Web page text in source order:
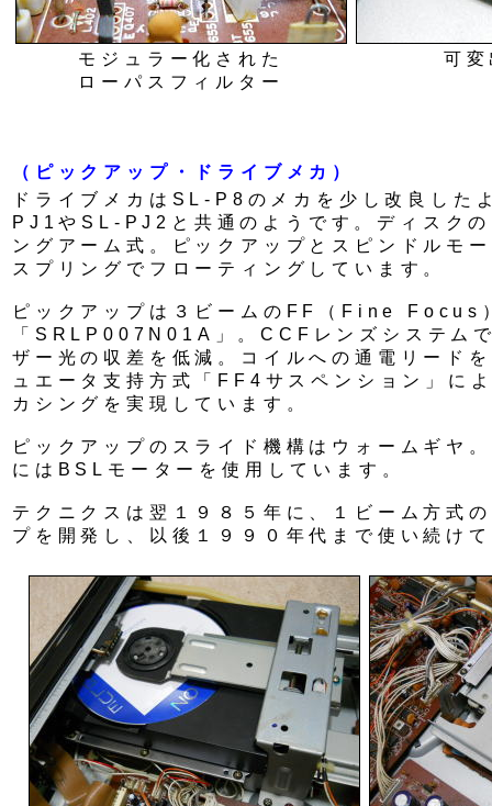
モジュラー化された
ローパスフィルター
可
（ピックアップ・ドライブメカ）
ドライブメカはSL-P8のメカを少し改良した
PJ1やSL-PJ2と共通のようです。ディスク
ングアーム式。ピックアップとスピンドルモ
スプリングでフローティングしています。
ピックアップは３ビームのFF（Fine Focus
「SRLP007N01A」。CCFレンズシステム
ザー光の収差を低減。コイルへの通電リード
ュエータ支持方式「FF4サスペンション」に
カシングを実現しています。
ピックアップのスライド機構はウォームギヤ
にはBSLモーターを使用しています。
テクニクスは翌１９８５年に、１ビーム方式
プを開発し、以後１９９０年代まで使い続け